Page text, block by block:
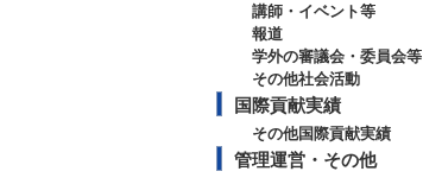
講師・イベント等
報道
学外の審議会・委員会等
その他社会活動
国際貢献実績
その他国際貢献実績
管理運営・その他